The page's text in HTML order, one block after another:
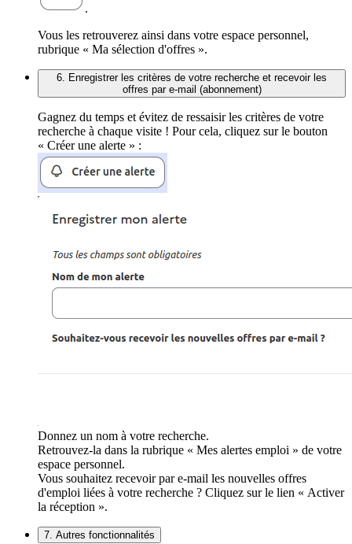
.
Vous les retrouverez ainsi dans votre espace personnel,
rubrique « Ma sélection d'offres ».
6. Enregistrer les critères de votre recherche et recevoir les
offres par e-mail (abonnement)
Gagnez du temps et évitez de ressaisir les critères de votre
recherche à chaque visite ! Pour cela, cliquez sur le bouton
« Créer une alerte » :
Donnez un nom à votre recherche.
Retrouvez-la dans la rubrique « Mes alertes emploi » de votre
espace personnel.
Vous souhaitez recevoir par e-mail les nouvelles offres
d'emploi liées à votre recherche ? Cliquez sur le lien « Activer
la réception ».
7. Autres fonctionnalités